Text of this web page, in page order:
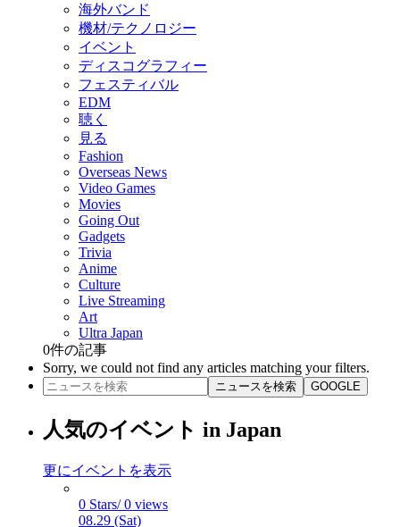
海外バンド
機材/テクノロジー
イベント
ディスコグラフィー
フェスティバル
EDM
聴く
見る
Fashion
Overseas News
Video Games
Movies
Going Out
Gadgets
Trivia
Anime
Culture
Live Streaming
Art
Ultra Japan
0件の記事
Sorry, we could not find any articles matching your filters.
ニュースを検索 GOOGLE
人気のイベント in Japan
更にイベントを表示
0 Stars/ 0 views
08.29 (Sat)